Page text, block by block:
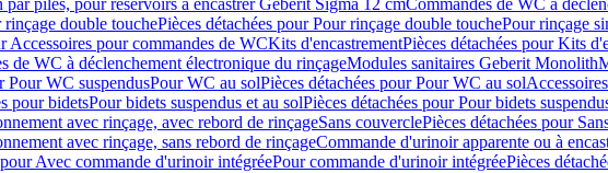
piles, pour réservoirs à encastrer Geberit Sigma 12 cmCommandes de WC à
rinçage double touchePièces détachées pour Pour rinçage double touchePour rinçage
Accessoires pour commandes de WCKits d'encastrementPièces détachées pour Kits
de WC à déclenchement électronique du rinçageModules sanitaires Geberit Monolith
Pour WC suspendusPour WC au solPièces détachées pour Pour WC au solAccessoires
pour bidetsPour bidets suspendus et au solPièces détachées pour Pour bidets
avec rinçage, avec rebord de rinçageSans couverclePièces détachées pour
avec rinçage, sans rebord de rinçageCommande d'urinoir apparente ou à
pour Avec commande d'urinoir intégréePour commande d'urinoir intégréePièces